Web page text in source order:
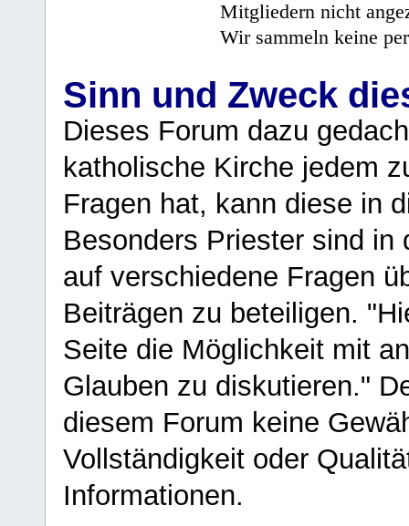
Mitgliedern nicht
Wir sammeln keine
Sinn und Zweck
Dieses Forum dazu
katholische Kirche jedem
Fragen hat, kann diese in
Besonders Priester sind in
auf verschiedene Fragen
Beiträgen zu beteiligen.
Seite die Möglichkeit mit
Glauben zu diskutieren."
diesem Forum keine
Vollständigkeit oder
Informationen.